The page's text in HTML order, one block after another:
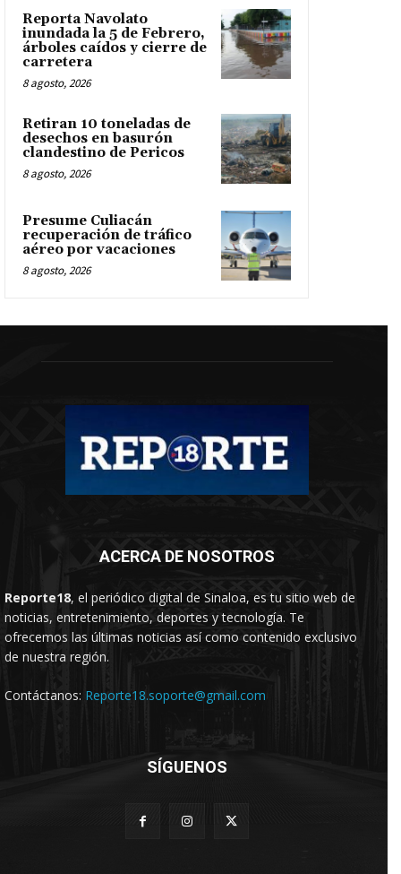
Reporta Navolato
inundada la 5 de Febrero,
árboles caídos y cierre de
carretera
8 agosto, 2026
Retiran 10 toneladas de
desechos en basurón
clandestino de Pericos
8 agosto, 2026
Presume Culiacán
recuperación de tráfico
aéreo por vacaciones
8 agosto, 2026
ACERCA DE NOSOTROS
Reporte18, el periódico digital de Sinaloa, es tu sitio web de
noticias, entretenimiento, deportes y tecnología. Te
ofrecemos las últimas noticias así como contenido exclusivo
de nuestra región.
Contáctanos: Reporte18.soporte@gmail.com
SÍGUENOS